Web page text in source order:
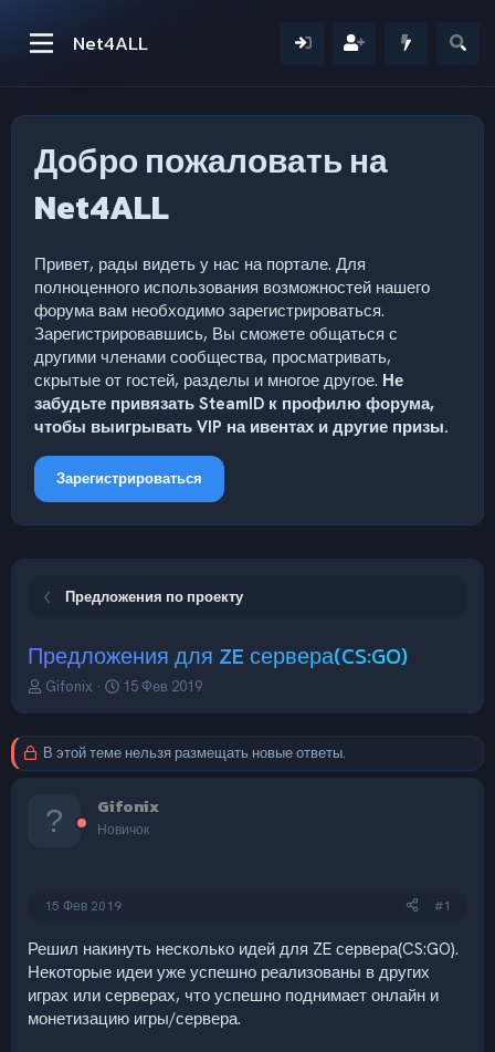
Net4ALL
Добро пожаловать на
Net4ALL
Привет, рады видеть у нас на портале. Для
полноценного использования возможностей нашего
форума вам необходимо зарегистрироваться.
Зарегистрировавшись, Вы сможете общаться с
другими членами сообщества, просматривать,
скрытые от гостей, разделы и многое другое. Не
забудьте привязать SteamID к профилю форума,
чтобы выигрывать VIP на ивентах и другие призы.
Зарегистрироваться
Предложения по проекту
Предложения для ZE сервера(CS:GO)
А
о
м
Gifonix
Д
ч
а
15 Фев 2019
В этой теме нельзя размещать новые ответы.
Gifonix
Новичок
15 Фев 2019 #1
Решил накинуть несколько идей для ZE сервера(CS:GO).
Некоторые идеи уже успешно реализованы в других
играх или серверах, что успешно поднимает онлайн и
монетизацию игры/сервера.